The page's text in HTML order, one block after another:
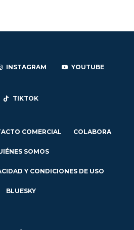
INSTAGRAM YOUTUBE
TIKTOK
COMERCIAL COLABORA
SOMOS
Y CONDICIONES DE USO
BLUESKY